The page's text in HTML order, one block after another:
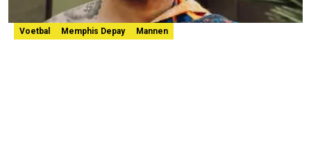
Voetbal Memphis Depay Mannen